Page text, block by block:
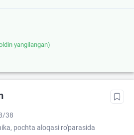
yangilangan)
38
pochta aloqasi ro'parasida